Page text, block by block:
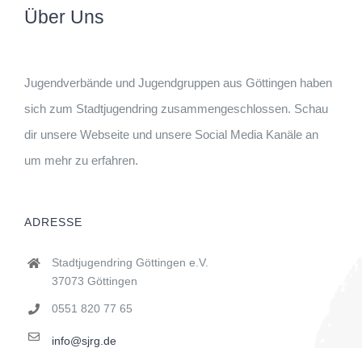
Über Uns
Jugendverbände und Jugendgruppen aus Göttingen haben
sich zum Stadtjugendring zusammengeschlossen. Schau
dir unsere Webseite und unsere Social Media Kanäle an
um mehr zu erfahren.
ADRESSE
Stadtjugendring Göttingen e.V.
37073 Göttingen
0551 820 77 65
info@sjrg.de